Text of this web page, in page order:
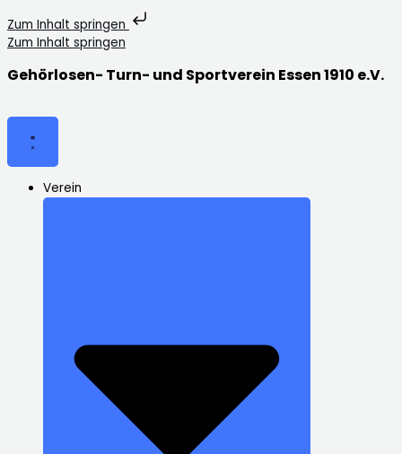
Zum Inhalt springen
Zum Inhalt springen
Gehörlosen- Turn- und Sportverein Essen 1910 e.V.
Verein